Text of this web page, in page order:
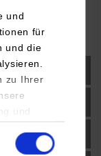
und
für
und die
zu Ihrer
und